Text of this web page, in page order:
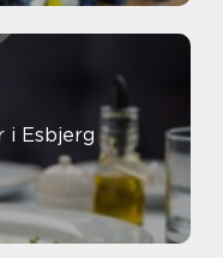
i Esbjerg